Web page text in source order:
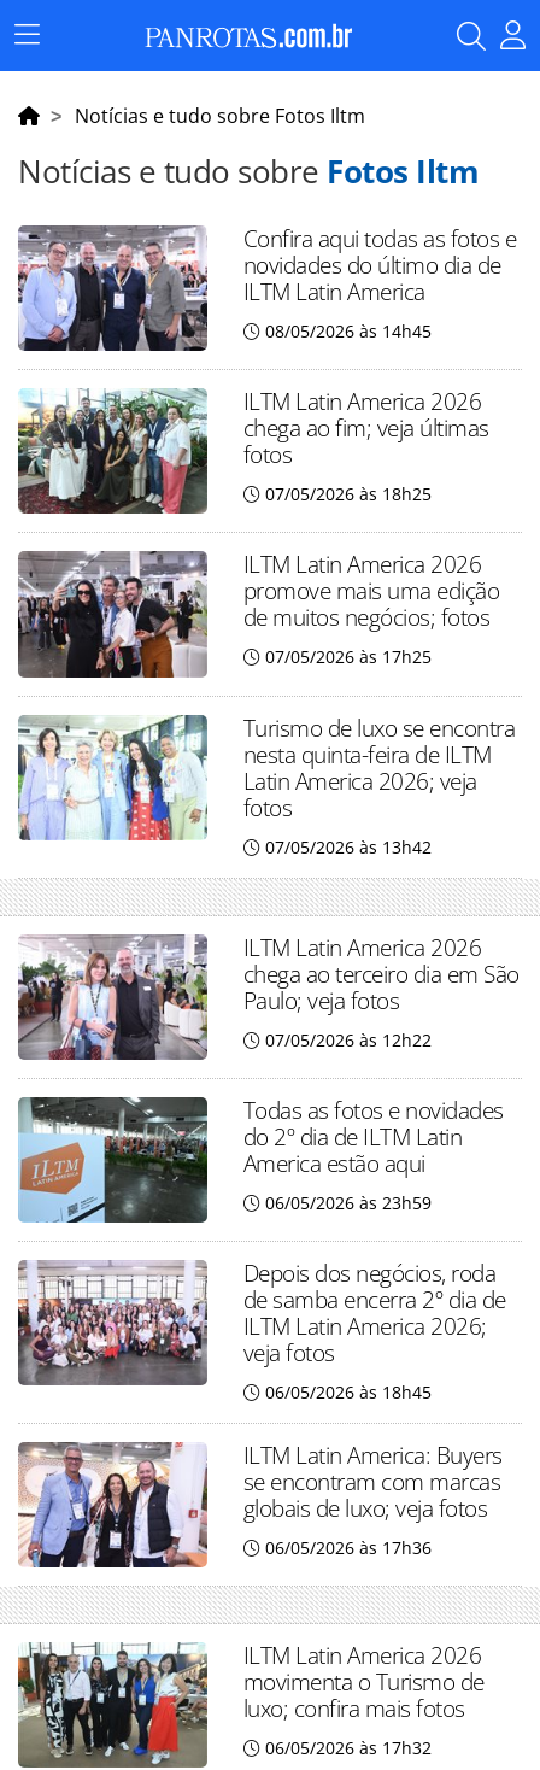
Menu
Principal
Notícias e tudo sobre Fotos Iltm
Notícias e tudo sobre Fotos Iltm
Confira aqui todas as fotos e
novidades do último dia de
ILTM Latin America
08/05/2026 às 14h45
ILTM Latin America 2026
chega ao fim; veja últimas
fotos
07/05/2026 às 18h25
ILTM Latin America 2026
promove mais uma edição
de muitos negócios; fotos
07/05/2026 às 17h25
Turismo de luxo se encontra
nesta quinta-feira de ILTM
Latin America 2026; veja
fotos
07/05/2026 às 13h42
ILTM Latin America 2026
chega ao terceiro dia em São
Paulo; veja fotos
07/05/2026 às 12h22
Todas as fotos e novidades
do 2º dia de ILTM Latin
America estão aqui
06/05/2026 às 23h59
Depois dos negócios, roda
de samba encerra 2º dia de
ILTM Latin America 2026;
veja fotos
06/05/2026 às 18h45
ILTM Latin America: Buyers
se encontram com marcas
globais de luxo; veja fotos
06/05/2026 às 17h36
ILTM Latin America 2026
movimenta o Turismo de
luxo; confira mais fotos
06/05/2026 às 17h32